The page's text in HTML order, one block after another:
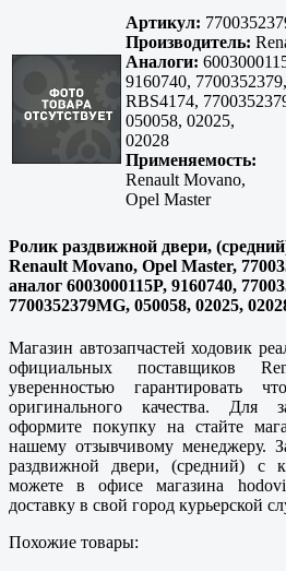
Артикул:
Производитель:
Аналоги:
9160740, 7700352379,
RBS4174,
050058, 02025,
02028
Применяемость:
Renault Movano,
Opel Master
Ролик раздвижной двери,
Renault Movano, Opel Master,
аналог 6003000115P, 9160740,
7700352379MG, 050058, 02025,
Магазин автозапчастей ходовик
официальных
уверенностью гарантировать
оригинального качества. Для
оформите покупку на стайте
нашему отзывчивому менеджеру.
раздвижной двери, (средний) с
можете в офисе магазина
доставку в свой город курьерской
Похожие товары: